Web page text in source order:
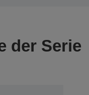
der Serie